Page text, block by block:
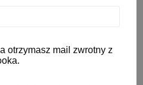
dlatego nie
otrzymasz mail zwrotny z